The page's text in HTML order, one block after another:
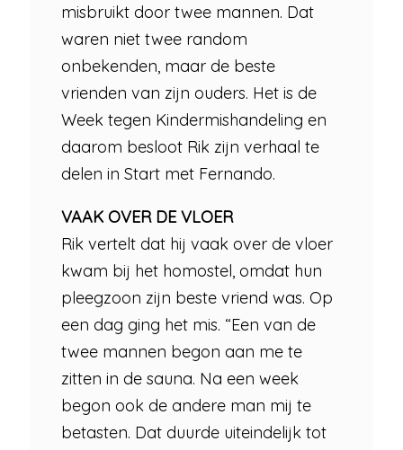
misbruikt door twee mannen. Dat
waren niet twee random
onbekenden, maar de beste
vrienden van zijn ouders. Het is de
Week tegen Kindermishandeling en
daarom besloot Rik zijn verhaal te
delen in Start met Fernando.
VAAK OVER DE VLOER
Rik vertelt dat hij vaak over de vloer
kwam bij het homostel, omdat hun
pleegzoon zijn beste vriend was. Op
een dag ging het mis. “Een van de
twee mannen begon aan me te
zitten in de sauna. Na een week
begon ook de andere man mij te
betasten. Dat duurde uiteindelijk tot